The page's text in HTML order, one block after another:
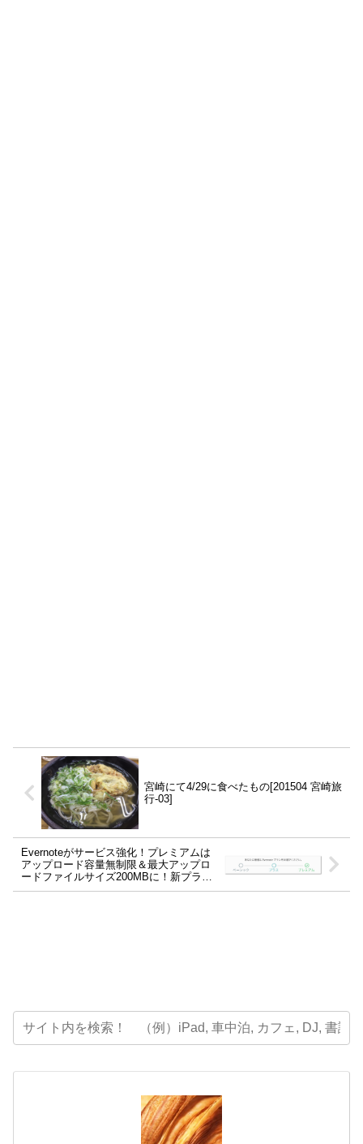
宮崎にて4/29に食べたもの[201504 宮崎旅
行-03]
Evernoteがサービス強化！プレミアムは
アップロード容量無制限＆最大アップロ
ードファイルサイズ200MBに！新プラン
「プラス」も登場。（後日追記：月間ア